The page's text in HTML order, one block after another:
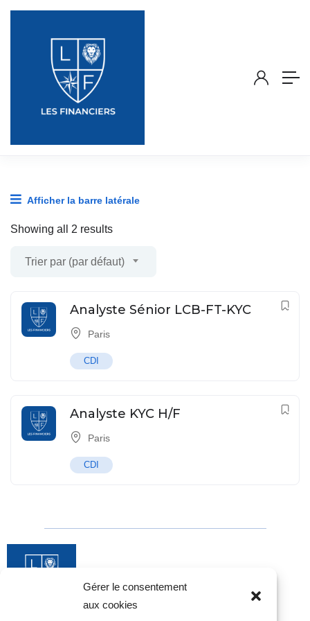
Gérer le consentement
aux cookies
Afficher la barre latérale
Showing all 2 results
Trier par (par défaut)
Analyste Sénior LCB-FT-KYC
Paris
CDI
Analyste KYC H/F
Paris
CDI